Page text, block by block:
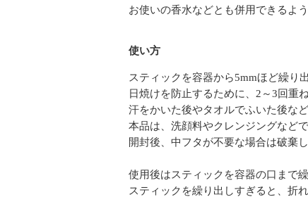
お使いの香水などとも併用できるよ
使い方
スティックを容器から5mmほど繰り
日焼けを防止するために、2～3回重
汗をかいた後やタオルでふいた後な
本品は、洗顔料やクレンジングなどで
開封後、中フタが不要な場合は破棄し
使用後はスティックを容器の口まで
スティックを繰り出しすぎると、折